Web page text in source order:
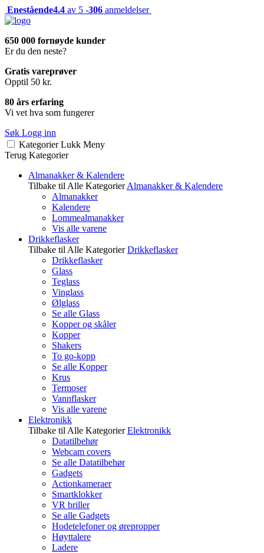
Enestående4.4 av 5 -306 anmeldelser
650 000 fornøyde kunder
Er du den neste?
Gratis vareprøver
Opptil 50 kr.
80 års erfaring
Vi vet hva som fungerer
Søk Logg inn
Kategorier Lukk Meny
Terug Kategorier
Almanakker & Kalendere
Tilbake til Alle Kategorier Almanakker & Kalendere
Almanakker
Kalendere
Lommealmanakker
Vis alle varene
Drikkeflasker
Tilbake til Alle Kategorier Drikkeflasker
Drikkeflasker
Glass
Teglass
Vinglass
Ølglass
Se alle Glass
Kopper og skåler
Kopper
Shakers
To go-kopp
Se alle Kopper
Krus
Termoser
Vannflasker
Vis alle varene
Elektronikk
Tilbake til Alle Kategorier Elektronikk
Datatilbehør
Webcam covers
Se alle Datatilbehør
Gadgets
Actionkameraer
Smartklokker
VR briller
Se alle Gadgets
Hodetelefoner og ørepropper
Høyttalere
Ladere